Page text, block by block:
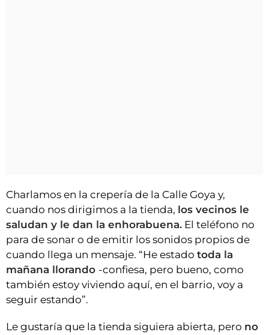
Charlamos en la crepería de la Calle Goya y,
cuando nos dirigimos a la tienda, los vecinos le
saludan y le dan la enhorabuena. El teléfono no
para de sonar o de emitir los sonidos propios de
cuando llega un mensaje. “He estado toda la
mañana llorando -confiesa, pero bueno, como
también estoy viviendo aquí, en el barrio, voy a
seguir estando”.
Le gustaría que la tienda siguiera abierta, pero no